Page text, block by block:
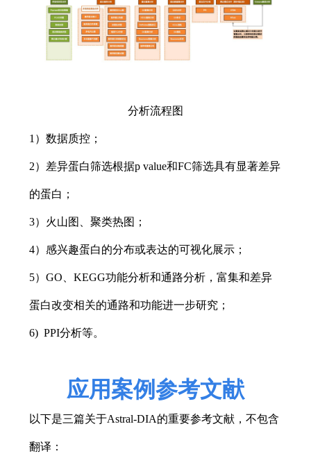
分析流程图
1）数据质控；
2）差异蛋白筛选根据p value和FC筛选具有显著差异
的蛋白；
3）火山图、聚类热图；
4）感兴趣蛋白的分布或表达的可视化展示；
5）GO、KEGG功能分析和通路分析，富集和差异
蛋白改变相关的通路和功能进一步研究；
6) PPI分析等。
应用案例参考文献
以下是三篇关于Astral-DIA的重要参考文献，不包含
翻译：